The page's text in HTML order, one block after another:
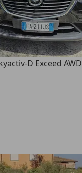
D Exceed AWD